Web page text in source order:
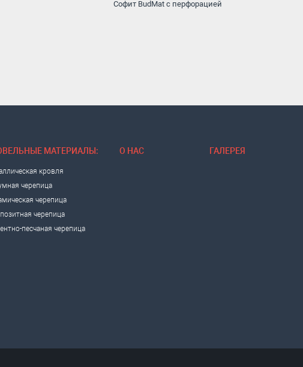
Софит BudMat с перфорацией
МАТЕРИАЛЫ:
кровля
черепица
черепица
черепица
песчаная черепица
О НАС ГАЛЕРЕЯ